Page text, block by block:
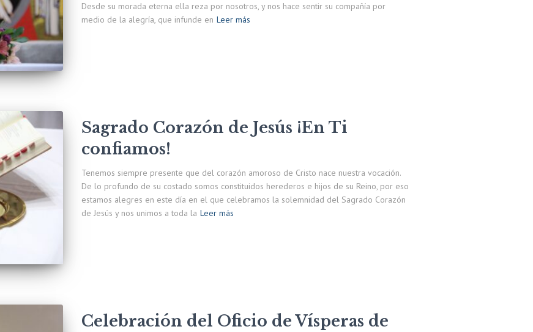
Desde su morada eterna ella reza por nosotros, y nos hace sentir su compañía por
medio de la alegría, que infunde en Leer más
Sagrado Corazón de Jesús ¡En Ti
confiamos!
Tenemos siempre presente que del corazón amoroso de Cristo nace nuestra vocación.
De lo profundo de su costado somos constituidos herederos e hijos de su Reino, por eso
estamos alegres en este día en el que celebramos la solemnidad del Sagrado Corazón
de Jesús y nos unimos a toda la Leer más
Celebración del Oficio de Vísperas de